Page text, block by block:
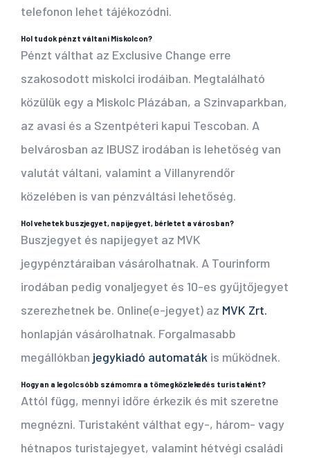
telefonon lehet tájékozódni.
Hol tudok pénzt váltani Miskolcon?
Pénzt válthat az Exclusive Change erre
szakosodott miskolci irodáiban. Megtalálható
közülük egy a Miskolc Plázában, a Szinvaparkban,
az avasi és a Szentpéteri kapui Tescoban. A
belvárosban az IBUSZ irodában is lehetőség van
valutát váltani, valamint a Villanyrendőr
közelében is van pénzváltási lehetőség.
Hol vehetek buszjegyet, napijegyet, bérletet a városban?
Buszjegyet és napijegyet az MVK
jegypénztáraiban vásárolhatnak. A Tourinform
irodában pedig vonaljegyet és 10-es gyűjtőjegyet
szerezhetnek be. Online(e-jegyet) az MVK Zrt.
honlapján vásárolhatnak. Forgalmasabb
megállókban jegykiadó automaták is működnek.
Hogyan a legolcsóbb számomra a tömegközlekedés turistaként?
Attól függ, mennyi időre érkezik és mit szeretne
megnézni. Turistaként válthat egy-, három- vagy
hétnapos turistajegyet, valamint hétvégi családi